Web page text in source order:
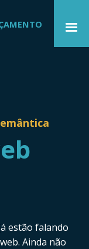
estão falando
Ainda não